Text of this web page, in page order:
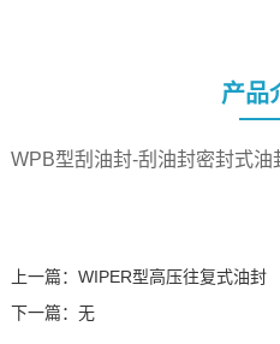
产品
WPB型刮油封-刮油封密封式油
上一篇： WIPER型高压往复式油封
下一篇： 无